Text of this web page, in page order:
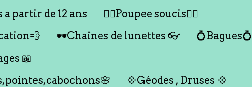
a partir de 12 ans
🙇‍♂️Poupee soucis🙇‍♀️
🕶️Chaînes de lunettes 👓
💍Bagues💍
📖
💠Géodes , Druses 💠